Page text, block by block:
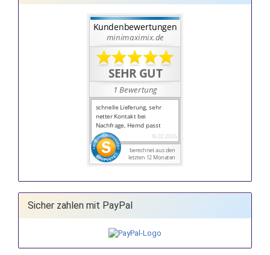
Sicher zahlen mit PayPal